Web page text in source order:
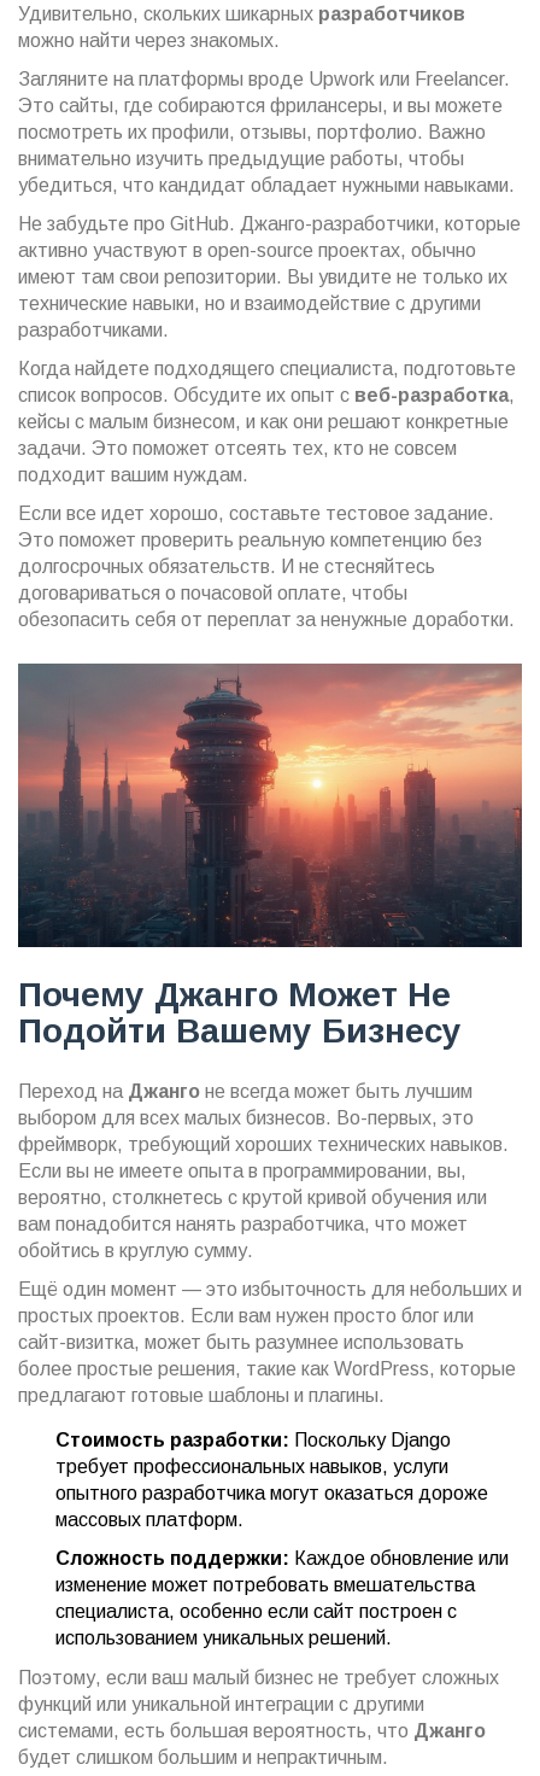
Удивительно, скольких шикарных разработчиков
можно найти через знакомых.
Загляните на платформы вроде Upwork или Freelancer.
Это сайты, где собираются фрилансеры, и вы можете
посмотреть их профили, отзывы, портфолио. Важно
внимательно изучить предыдущие работы, чтобы
убедиться, что кандидат обладает нужными навыками.
Не забудьте про GitHub. Джанго-разработчики, которые
активно участвуют в open-source проектах, обычно
имеют там свои репозитории. Вы увидите не только их
технические навыки, но и взаимодействие с другими
разработчиками.
Когда найдете подходящего специалиста, подготовьте
список вопросов. Обсудите их опыт с веб-разработка,
кейсы с малым бизнесом, и как они решают конкретные
задачи. Это поможет отсеять тех, кто не совсем
подходит вашим нуждам.
Если все идет хорошо, составьте тестовое задание.
Это поможет проверить реальную компетенцию без
долгосрочных обязательств. И не стесняйтесь
договариваться о почасовой оплате, чтобы
обезопасить себя от переплат за ненужные доработки.
Почему Джанго Может Не
Подойти Вашему Бизнесу
Переход на Джанго не всегда может быть лучшим
выбором для всех малых бизнесов. Во-первых, это
фреймворк, требующий хороших технических навыков.
Если вы не имеете опыта в программировании, вы,
вероятно, столкнетесь с крутой кривой обучения или
вам понадобится нанять разработчика, что может
обойтись в круглую сумму.
Ещё один момент — это избыточность для небольших и
простых проектов. Если вам нужен просто блог или
сайт-визитка, может быть разумнее использовать
более простые решения, такие как WordPress, которые
предлагают готовые шаблоны и плагины.
Стоимость разработки: Поскольку Django
требует профессиональных навыков, услуги
опытного разработчика могут оказаться дороже
массовых платформ.
Сложность поддержки: Каждое обновление или
изменение может потребовать вмешательства
специалиста, особенно если сайт построен с
использованием уникальных решений.
Поэтому, если ваш малый бизнес не требует сложных
функций или уникальной интеграции с другими
системами, есть большая вероятность, что Джанго
будет слишком большим и непрактичным.